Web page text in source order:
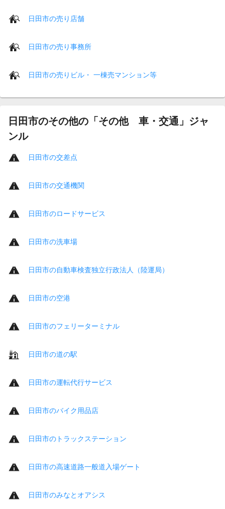
日田市の売り店舗
日田市の売り事務所
日田市の売りビル・ 一棟売マンション等
日田市のその他の「その他 車・交通」ジャ
ンル
日田市の交差点
日田市の交通機関
日田市のロードサービス
日田市の洗車場
日田市の自動車検査独立行政法人（陸運局）
日田市の空港
日田市のフェリーターミナル
日田市の道の駅
日田市の運転代行サービス
日田市のバイク用品店
日田市のトラックステーション
日田市の高速道路一般道入場ゲート
日田市のみなとオアシス